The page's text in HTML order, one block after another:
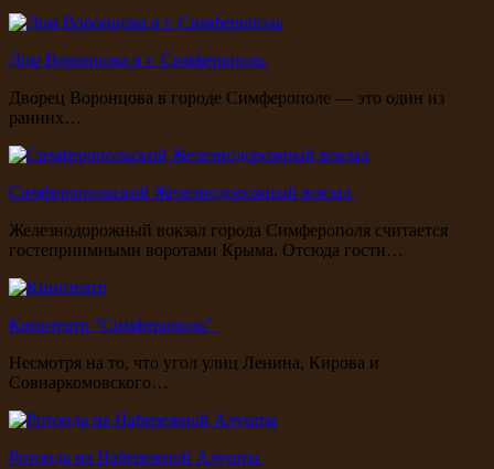
Дом Воронцова в г. Симферополь
Дворец Воронцова в городе Симферополе — это один из
ранних…
Симферопольский Железнодорожный вокзал
Железнодорожный вокзал города Симферополя считается
гостеприимными воротами Крыма. Отсюда гости…
Кинотеатр "Симферополь"
Несмотря на то, что угол улиц Ленина, Кирова и
Совнаркомовского…
Ротонда на Набережной Алушты